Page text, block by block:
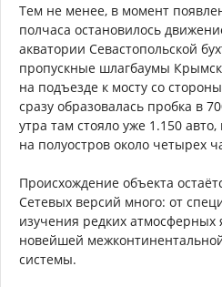
Тем не менее, в момент
полчаса остановилось
акватории Севастопольской
пропускные шлагбаумы
на подъезде к мосту со
сразу образовалась пробка в
утра там стояло уже 1.150
на полуостров около четырех
Происхождение объекта
Сетевых версий много: от
изучения редких
новейшей
системы.